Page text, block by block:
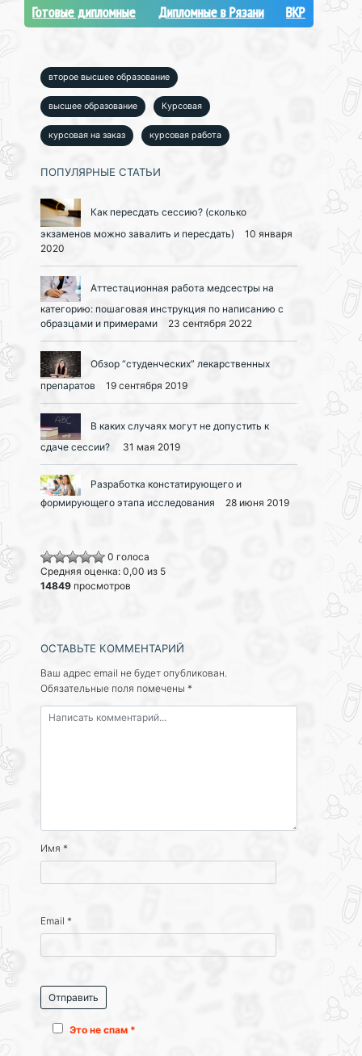
Готовые дипломные Дипломные в Рязани ВКР
второе высшее образование
высшее образование Курсовая
курсовая на заказ курсовая работа
ПОПУЛЯРНЫЕ СТАТЬИ
Как пересдать сессию? (сколько
экзаменов можно завалить и пересдать)
10 января
2020
Аттестационная работа медсестры на
категорию: пошаговая инструкция по написанию с
образцами и примерами
23 сентября 2022
Обзор “студенческих” лекарственных
препаратов
19 сентября 2019
В каких случаях могут не допустить к
сдаче сессии?
31 мая 2019
Разработка констатирующего и
формирующего этапа исследования
28 июня 2019
0 голоса
Средняя оценка: 0,00 из 5
14849 просмотров
ОСТАВЬТЕ КОММЕНТАРИЙ
Ваш адрес email не будет опубликован.
Обязательные поля помечены *
Имя *
Email *
Это не спам *